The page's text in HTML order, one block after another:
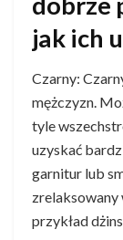
jak ich
Czarny:
mężczyzn.
tyle
uzyskać
garnitur lub
zrelaksowany
przykład